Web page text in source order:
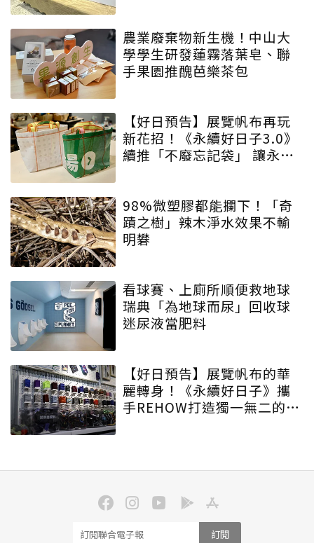
農業廢棄物新生機！中山大
學學生研發蓮霧落葉皂、聯
手果園推醜芭樂茶包
【好日預告】展覽帆布再玩
新花招！《永續好日子3.0》
續推「不廢忘記袋」 讓永續
98%微塑膠都能攔下！「奇
蹟之樹」辣木淨水效果不輸
明礬
看球賽、上廁所順便救地球
瑞典「為地球而尿」回收球
迷尿液當肥料
【好日預告】展覽帆布的華
麗轉身！《永續好日子》攜
手REHOW打造獨一無二的
訂閱